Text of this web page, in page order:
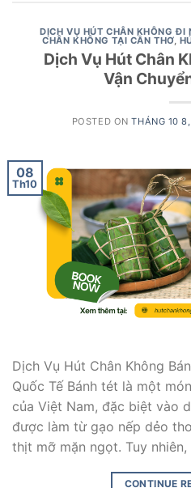
DỊCH VỤ HÚT CHÂN KHÔNG ĐI
CHÂN KHÔNG TẠI CẦN THƠ,
Dịch Vụ Hút Chân
Vận
POSTED ONTHÁNG 10
08
Th10
Dịch Vụ Hút Chân Không
Quốc Tế Bánh tét là một
của Việt Nam, đặc biệt vào
được làm từ gạo nếp dẻo
thịt mỡ mặn ngọt. Tuy
CONTINUE